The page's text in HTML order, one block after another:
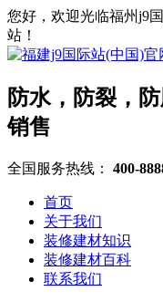
您好，欢迎光临福州j9
站！
防水，防裂，
销售
全国服务热线： 400-
首页
关于我们
装修建材知识
装修建材百科
联系我们